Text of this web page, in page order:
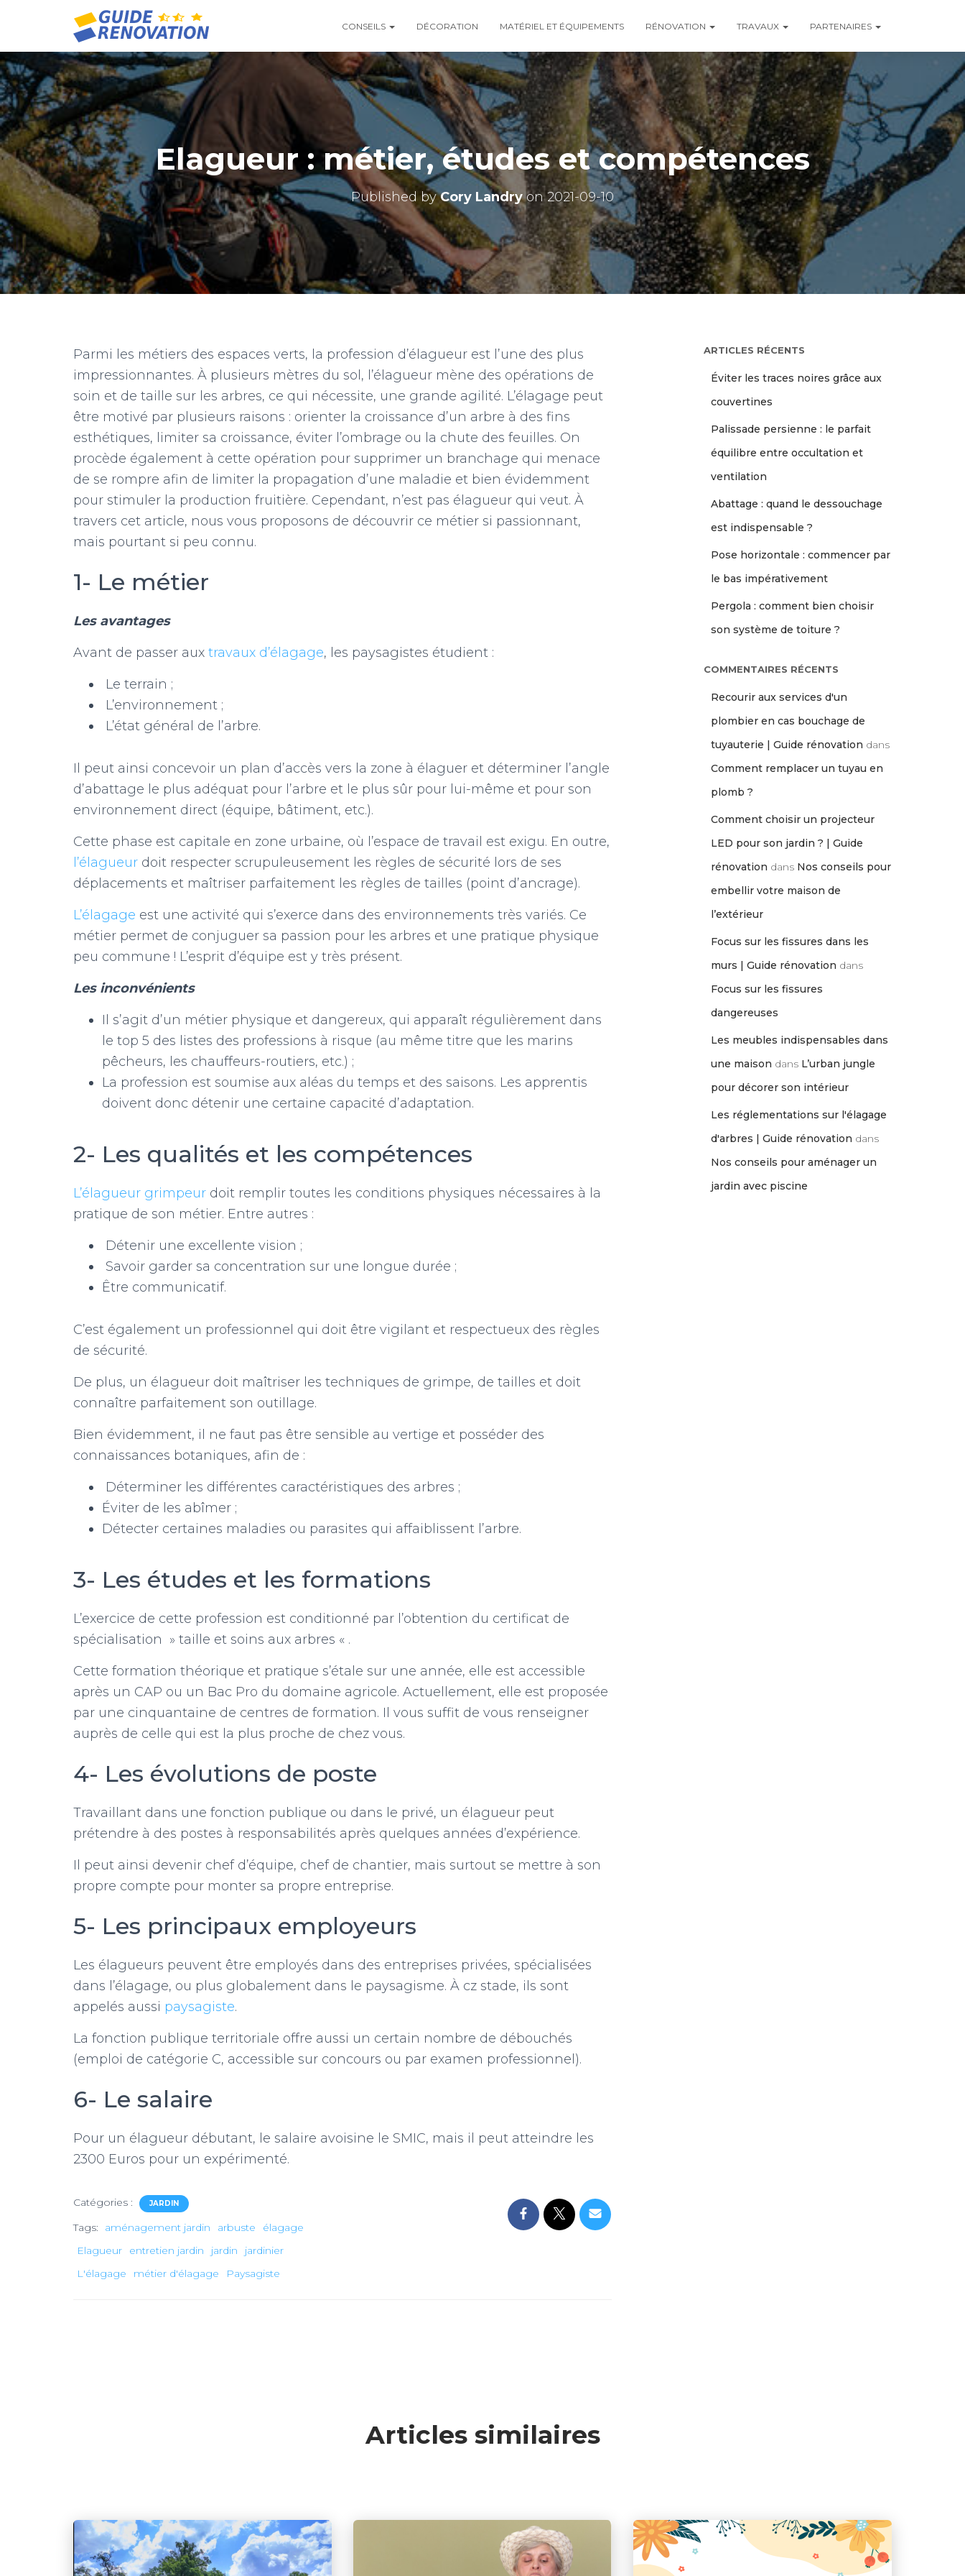
CONSEILS DÉCORATION MATÉRIEL ET ÉQUIPEMENTS RÉNOVATION TRAVAUX PARTENAIRES
Elagueur : métier, études et compétences
Published byCory Landryon2021-09-10
Parmi les métiers des espaces verts, la profession d’élagueur est l’une des plus
impressionnantes. À plusieurs mètres du sol, l’élagueur mène des opérations de
soin et de taille sur les arbres, ce qui nécessite, une grande agilité. L’élagage peut
être motivé par plusieurs raisons : orienter la croissance d’un arbre à des fins
esthétiques, limiter sa croissance, éviter l’ombrage ou la chute des feuilles. On
procède également à cette opération pour supprimer un branchage qui menace
de se rompre afin de limiter la propagation d’une maladie et bien évidemment
pour stimuler la production fruitière. Cependant, n’est pas élagueur qui veut. À
travers cet article, nous vous proposons de découvrir ce métier si passionnant,
mais pourtant si peu connu.
1- Le métier
Les avantages
Avant de passer aux travaux d’élagage, les paysagistes étudient :
Le terrain ;
L’environnement ;
L’état général de l’arbre.
Il peut ainsi concevoir un plan d’accès vers la zone à élaguer et déterminer l’angle
d’abattage le plus adéquat pour l’arbre et le plus sûr pour lui-même et pour son
environnement direct (équipe, bâtiment, etc.).
Cette phase est capitale en zone urbaine, où l’espace de travail est exigu. En outre,
l’élagueur doit respecter scrupuleusement les règles de sécurité lors de ses
déplacements et maîtriser parfaitement les règles de tailles (point d’ancrage).
L’élagage est une activité qui s’exerce dans des environnements très variés. Ce
métier permet de conjuguer sa passion pour les arbres et une pratique physique
peu commune ! L’esprit d’équipe est y très présent.
Les inconvénients
Il s’agit d’un métier physique et dangereux, qui apparaît régulièrement dans
le top 5 des listes des professions à risque (au même titre que les marins
pêcheurs, les chauffeurs-routiers, etc.) ;
La profession est soumise aux aléas du temps et des saisons. Les apprentis
doivent donc détenir une certaine capacité d’adaptation.
2- Les qualités et les compétences
L’élagueur grimpeur doit remplir toutes les conditions physiques nécessaires à la
pratique de son métier. Entre autres :
Détenir une excellente vision ;
Savoir garder sa concentration sur une longue durée ;
Être communicatif.
C’est également un professionnel qui doit être vigilant et respectueux des règles
de sécurité.
De plus, un élagueur doit maîtriser les techniques de grimpe, de tailles et doit
connaître parfaitement son outillage.
Bien évidemment, il ne faut pas être sensible au vertige et posséder des
connaissances botaniques, afin de :
Déterminer les différentes caractéristiques des arbres ;
Éviter de les abîmer ;
Détecter certaines maladies ou parasites qui affaiblissent l’arbre.
3- Les études et les formations
L’exercice de cette profession est conditionné par l’obtention du certificat de
spécialisation » taille et soins aux arbres « .
Cette formation théorique et pratique s’étale sur une année, elle est accessible
après un CAP ou un Bac Pro du domaine agricole. Actuellement, elle est proposée
par une cinquantaine de centres de formation. Il vous suffit de vous renseigner
auprès de celle qui est la plus proche de chez vous.
4- Les évolutions de poste
Travaillant dans une fonction publique ou dans le privé, un élagueur peut
prétendre à des postes à responsabilités après quelques années d’expérience.
Il peut ainsi devenir chef d’équipe, chef de chantier, mais surtout se mettre à son
propre compte pour monter sa propre entreprise.
5- Les principaux employeurs
Les élagueurs peuvent être employés dans des entreprises privées, spécialisées
dans l’élagage, ou plus globalement dans le paysagisme. À cz stade, ils sont
appelés aussi paysagiste.
La fonction publique territoriale offre aussi un certain nombre de débouchés
(emploi de catégorie C, accessible sur concours ou par examen professionnel).
6- Le salaire
Pour un élagueur débutant, le salaire avoisine le SMIC, mais il peut atteindre les
2300 Euros pour un expérimenté.
Catégories : JARDIN
Tags: aménagement jardin arbuste
élagage
Elagueur
entretien jardin jardin
jardinier
L'élagage
métier d'élagage Paysagiste
ARTICLES RÉCENTS
Éviter les traces noires grâce aux
couvertines
Palissade persienne : le parfait
équilibre entre occultation et
ventilation
Abattage : quand le dessouchage
est indispensable ?
Pose horizontale : commencer par
le bas impérativement
Pergola : comment bien choisir
son système de toiture ?
COMMENTAIRES RÉCENTS
Recourir aux services d'un
plombier en cas bouchage de
tuyauterie | Guide rénovation dans
Comment remplacer un tuyau en
plomb ?
Comment choisir un projecteur
LED pour son jardin ? | Guide
rénovation dans Nos conseils pour
embellir votre maison de
l’extérieur
Focus sur les fissures dans les
murs | Guide rénovation dans
Focus sur les fissures
dangereuses
Les meubles indispensables dans
une maison dans L’urban jungle
pour décorer son intérieur
Les réglementations sur l'élagage
d'arbres | Guide rénovation dans
Nos conseils pour aménager un
jardin avec piscine
Articles similaires